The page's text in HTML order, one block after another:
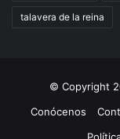
talavera de la reina
© Copyright
Conócenos